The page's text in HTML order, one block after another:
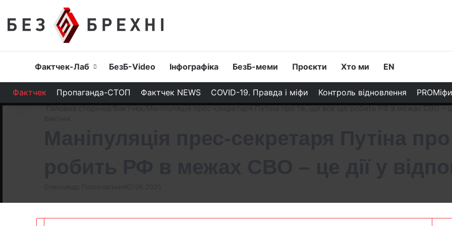
Головна
Фактчек-Лаб БезБ-Video Інфографіка БезБ-меми Проєкти Хто ми EN
Фактчек Пропаганда-СТОП Фактчек NEWS COVID-19. Правда і міфи Контроль відновлення PROМіфи
Головна сторінка/Фактчек/Маніпуляція прес-секретаря Путіна про те, що все що робить РФ в межах СВО – це